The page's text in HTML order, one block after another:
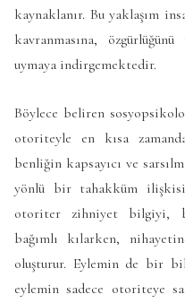
kaynaklanır. Bu yaklaşım
kavranmasına,
uymaya indirgemektedir.
Böylece beliren
otoriteyle en kısa
benliğin kapsayıcı ve
yönlü bir tahakküm
otoriter zihniyet bilgiyi,
bağımlı kılarken,
oluşturur. Eylemin de bir
eylemin sadece otoriteye